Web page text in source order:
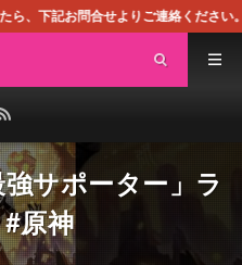
ご連絡ください。即刻対処させて
サポーター」ラ
原神